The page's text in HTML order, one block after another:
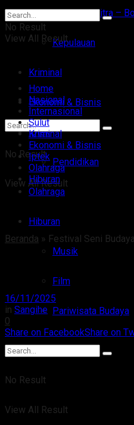
Minsel – Mitra –
Kepulauan
Kriminal
Ekonomi & Bisnis
Iptek
Pendidikan
Olahraga
Hiburan
Musik
Film
Pariwisata Budaya
No Result
View All Result
No Result
View All Result
No Result
View All Result
Home
Nasional
Internasional
Sulut
Kriminal
Ekonomi & Bisnis
Iptek
Olahraga
Hiburan
Beranda » Festival Seni
16/11/2025
in Sangihe
0
Share on FacebookShare on